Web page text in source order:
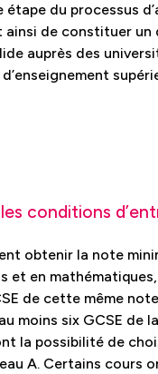
étape du processus
ainsi de constituer un
auprès des
conditions
obtenir la note
et en
de cette même
moins six GCSE de
la possibilité de
A. Certains cours